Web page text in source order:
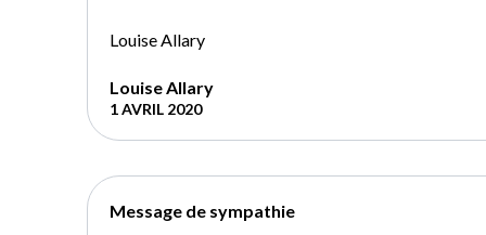
Louise Allary
Louise Allary
1 AVRIL 2020
Message de sympathie